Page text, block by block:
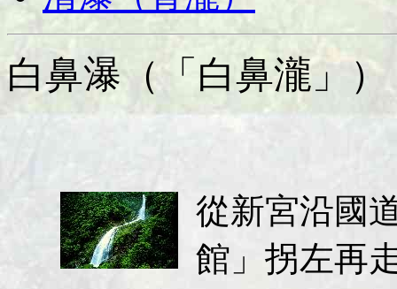
白鼻瀑（「白鼻瀧」）
從新宮沿國
館」拐左再